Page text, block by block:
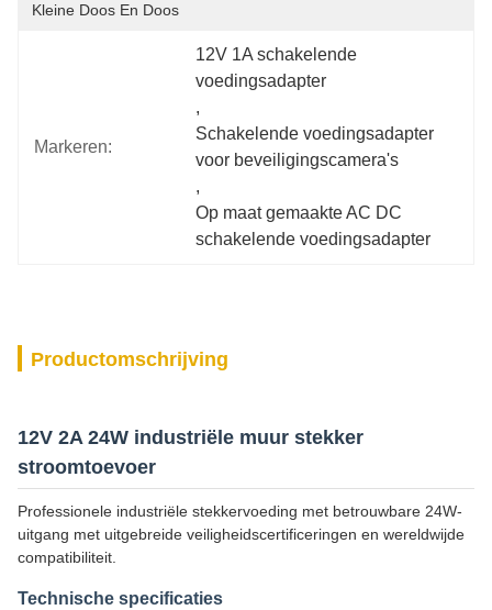
Kleine Doos En Doos
Markeren:
12V 1A schakelende
voedingsadapter
,
Schakelende voedingsadapter
voor beveiligingscamera's
,
Op maat gemaakte AC DC
schakelende voedingsadapter
Productomschrijving
12V 2A 24W industriële muur stekker
stroomtoevoer
Professionele industriële stekkervoeding met betrouwbare 24W-
uitgang met uitgebreide veiligheidscertificeringen en wereldwijde
compatibiliteit.
Technische specificaties